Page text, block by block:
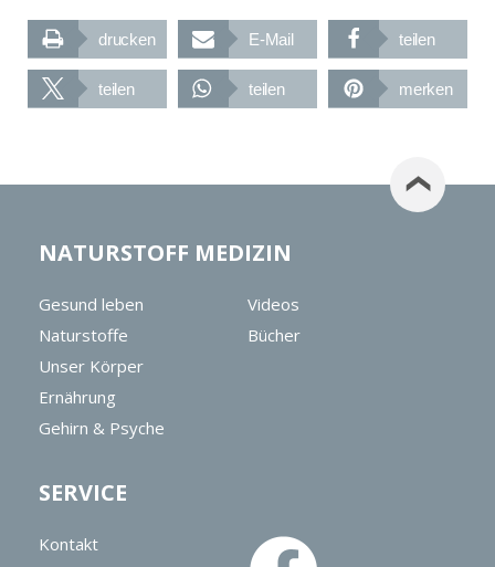
drucken E-Mail teilen
teilen teilen merken
NATURSTOFF MEDIZIN
Gesund leben
Naturstoffe
Unser Körper
Ernährung
Gehirn & Psyche
Videos
Bücher
SERVICE
Kontakt